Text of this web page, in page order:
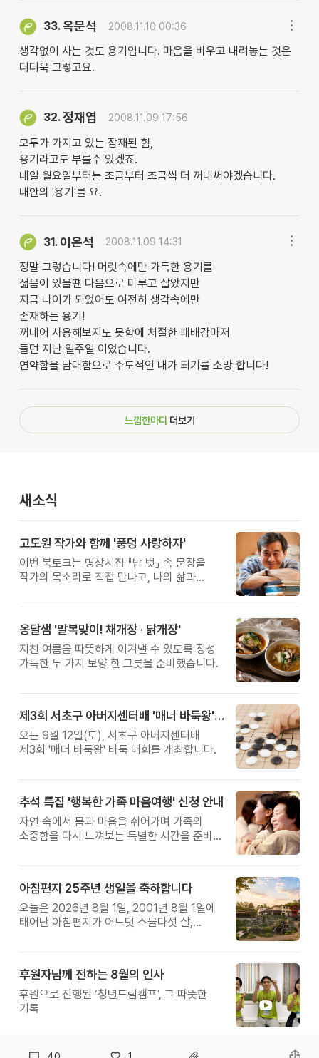
33.옥문석 2008.11.10 00:36
생각없이 사는 것도 용기입니다. 마음을 비우고 내려놓는 것은
더더욱 그렇고요.
32.정재엽 2008.11.09 17:56
모두가 가지고 있는 잠재된 힘,
용기라고도 부를수 있겠죠.
내일 월요일부터는 조금부터 조금씩 더 꺼내써야겠습니다.
내안의 '용기'를 요.
31. 이은석 2008.11.09 14:31
정말 그렇습니다! 머릿속에만 가득한 용기를
젊음이 있을떈 다음으로 미루고 살았지만
지금 나이가 되었어도 여전히 생각속에만
존재하는 용기!
꺼내어 사용해보지도 못함에 처절한 패배감마저
들던 지난 일주일 이었습니다.
연약함을 담대함으로 주도적인 내가 되기를 소망 합니다!
느낌한마디 더보기
새소식
고도원 작가와 함께 '풍덩 사랑하자'
이번 북토크는 명상시집 『밥 벗』 속 문장을
작가의 목소리로 직접 만나고, 나의 삶과
옹달샘 '말복맞이! 채개장 · 닭개장'
지친 여름을 따뜻하게 이겨낼 수 있도록 정성
가득한 두 가지 보양 한 그릇을 준비했습니다.
제3회 서초구 아버지센터배 '매너 바둑왕' 대회
오는 9월 12일(토), 서초구 아버지센터배
제3회 '매너 바둑왕' 바둑 대회를 개최합니다.
추석 특집 '행복한 가족 마음여행' 신청 안내
자연 속에서 몸과 마음을 쉬어가며 가족의
소중함을 다시 느껴보는 특별한 시간을 준비해
아침편지 25주년 생일을 축하합니다
오늘은 2026년 8월 1일, 2001년 8월 1일에
태어난 아침편지가 어느덧 스물다섯 살,
후원자님께 전하는 8월의 인사
후원으로 진행된 ‘청년드림캠프’, 그 따뜻한
기록